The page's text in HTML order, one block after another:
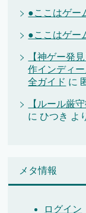
●ここはゲー
●ここはゲー
【神ゲー発
作インディ
全ガイド に
【ルール厳
にひつき よ
メタ情報
ログイン